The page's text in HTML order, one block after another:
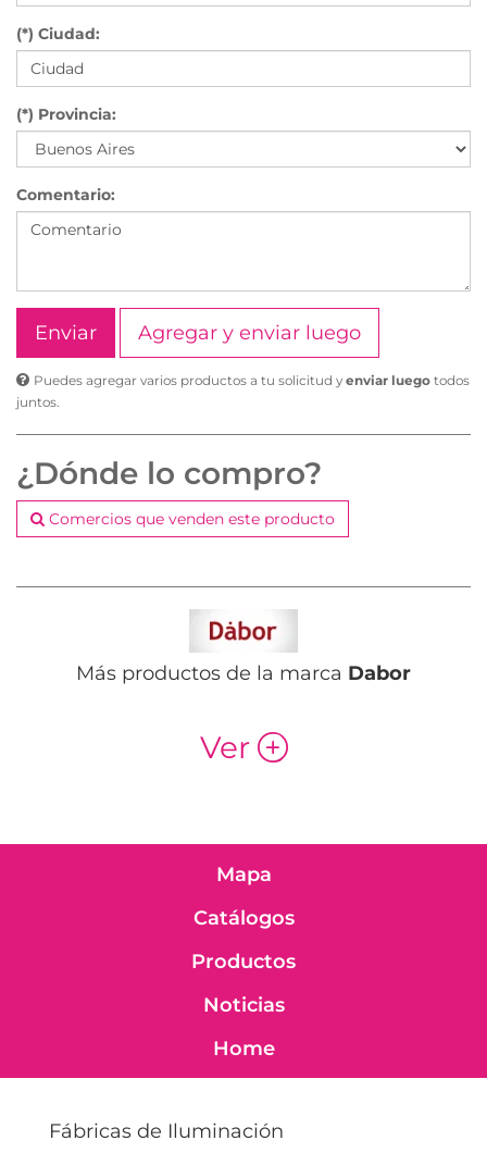
(*) Ciudad:
(*) Provincia:
Comentario:
Agregar y enviar luego
Puedes agregar varios productos a tu solicitud y enviar luego todos
juntos.
¿Dónde lo compro?
Comercios que venden este producto
Más productos de la marca Dabor
Ver p
Mapa
Catálogos
Productos
Noticias
Home
Fábricas de Iluminación